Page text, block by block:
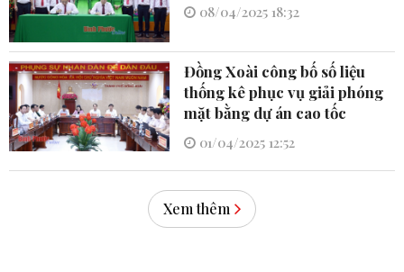
08/04/2025 18:32
Đồng Xoài công bố số liệu
thống kê phục vụ giải phóng
mặt bằng dự án cao tốc
01/04/2025 12:52
Xem thêm